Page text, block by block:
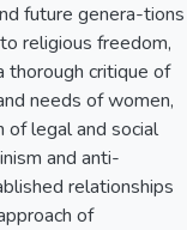
future genera-tions
religious freedom,
thorough critique of
needs of women,
of legal and social
and anti-
relationships
of